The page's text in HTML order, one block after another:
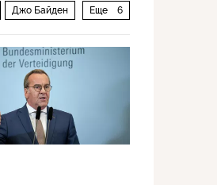
Еще 6
Джо Байден